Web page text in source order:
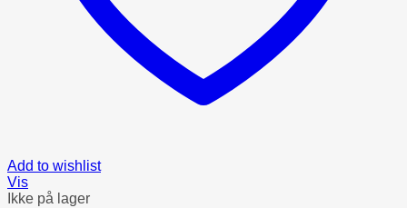
Add to wishlist
Vis
Ikke på lager